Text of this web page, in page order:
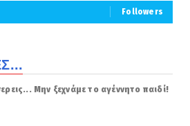
Followers
Μην ξεχνάμε το αγέννητο παιδί!